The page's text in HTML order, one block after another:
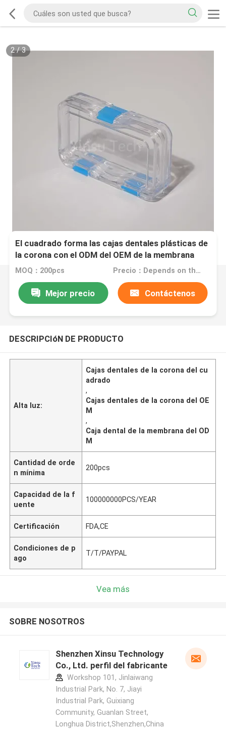
2/3
El cuadrado forma las cajas dentales plásticas de
la corona con el ODM del OEM de la membrana
MOQ：200pcs Precio：Depends on the order quantity
Mejor precio Contáctenos
DESCRIPCIóN DE PRODUCTO
Alta luz:
Cajas dentales de la corona del cu
adrado
,
Cajas dentales de la corona del OE
M
,
Caja dental de la membrana del OD
M
Cantidad de orde
n mínima
200pcs
Capacidad de la f
uente
100000000PCS/YEAR
Certificación FDA,CE
Condiciones de p
ago
T/T/PAYPAL
Vea más
SOBRE NOSOTROS
Shenzhen Xinsu Technology
Co., Ltd. perfil del fabricante
Workshop 101, Jinlaiwang
Industrial Park, No. 7, Jiayi
Industrial Park, Guixiang
Community, Guanlan Street,
Longhua District,Shenzhen,China